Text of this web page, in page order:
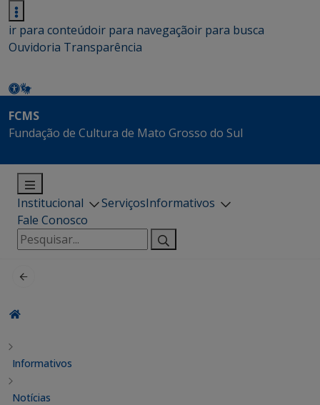
ir para conteúdoir para navegaçãoir para busca
Ouvidoria Transparência
FCMS
Fundação de Cultura de Mato Grosso do Sul
Institucional ServiçosInformativos
Fale Conosco
Pesquisar
por:
Informativos
Notícias